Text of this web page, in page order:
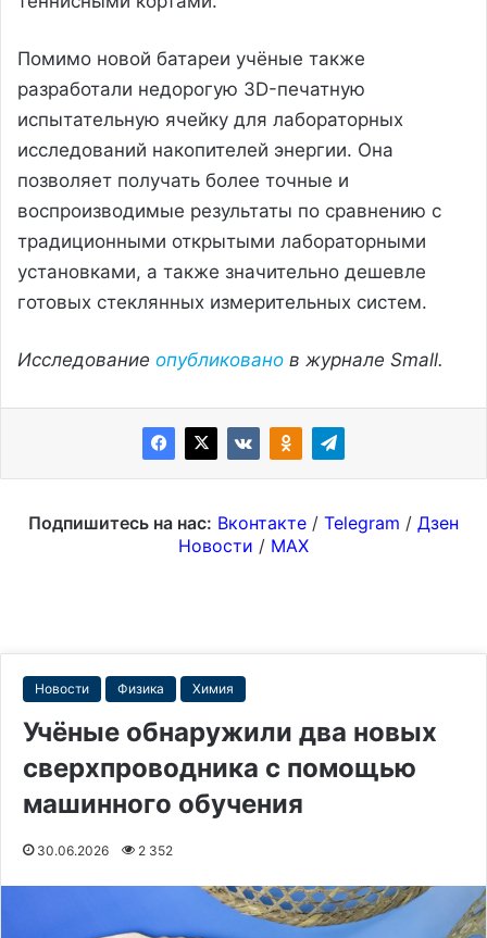
Помимо новой батареи учёные также
разработали недорогую 3D-печатную
испытательную ячейку для лабораторных
исследований накопителей энергии. Она
позволяет получать более точные и
воспроизводимые результаты по сравнению с
традиционными открытыми лабораторными
установками, а также значительно дешевле
готовых стеклянных измерительных систем.
Исследование опубликовано в журнале Small.
Подпишитесь на нас: Вконтакте / Telegram / Дзен
Новости / MAX